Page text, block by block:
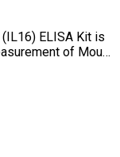
ELISA Kit is
of Mou…